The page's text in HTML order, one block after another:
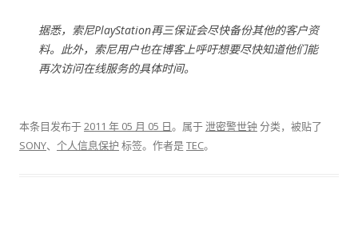
据悉，索尼PlayStation再三保证会尽快备份其他的客户资
料。此外，索尼用户也在博客上呼吁想要尽快知道他们能
再次访问在线服务的具体时间。
本条目发布于2011 年 05 月 05 日。属于泄密警世钟 分类，被贴了
SONY、 个人信息保护 标签。 作者是TEC。